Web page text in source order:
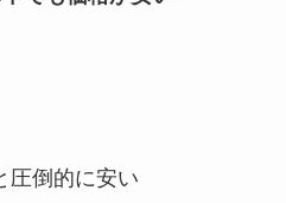
圧倒的に安い